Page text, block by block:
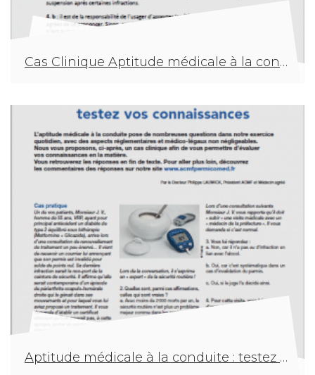
Cas Clinique Aptitude médicale à la conduite : explications & commentaires
Aptitude médicale à la conduite : testez vos connaissances